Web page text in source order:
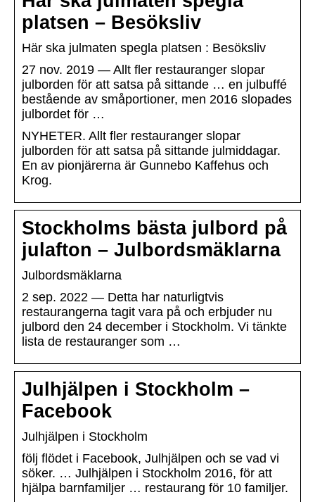
platsen – Besöksliv
Här ska julmaten spegla platsen : Besöksliv
27 nov. 2019 — Allt fler restauranger slopar
julborden för att satsa på sittande … en julbuffé
bestående av småportioner, men 2016 slopades
julbordet för …
NYHETER. Allt fler restauranger slopar
julborden för att satsa på sittande julmiddagar.
En av pionjärerna är Gunnebo Kaffehus och
Krog.
Stockholms bästa julbord på
julafton – Julbordsmäklarna
Julbordsmäklarna
2 sep. 2022 — Detta har naturligtvis
restaurangerna tagit vara på och erbjuder nu
julbord den 24 december i Stockholm. Vi tänkte
lista de restauranger som …
Julhjälpen i Stockholm –
Facebook
Julhjälpen i Stockholm
följ flödet i Facebook, Julhjälpen och se vad vi
söker. … Julhjälpen i Stockholm 2016, för att
hjälpa barnfamiljer … restaurang för 10 familjer.